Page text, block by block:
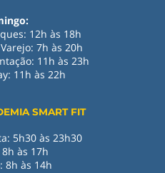
12h às 18h
7h às 20h
11h às 23h
: 11h às 22h
SMART FIT
5h30 às 23h30
às 17h
8h às 14h